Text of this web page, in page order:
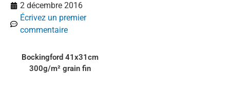
2 décembre 2016
Écrivez un premier
commentaire
Bockingford 41x31cm
300g/m² grain fin